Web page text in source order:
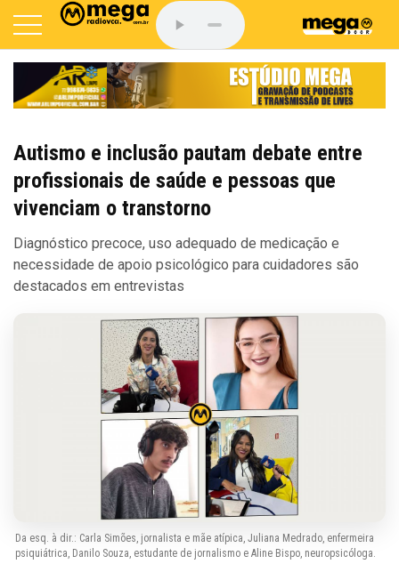
Autismo e inclusão pautam debate entre
profissionais de saúde e pessoas que
vivenciam o transtorno
Diagnóstico precoce, uso adequado de medicação e
necessidade de apoio psicológico para cuidadores são
destacados em entrevistas
Da esq. à dir.: Carla Simões, jornalista e mãe atípica, Juliana Medrado, enfermeira
psiquiátrica, Danilo Souza, estudante de jornalismo e Aline Bispo, neuropsicóloga.